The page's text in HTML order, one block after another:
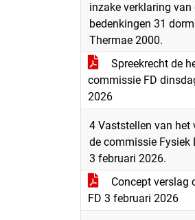
inzake verklaring van
bedenkingen 31
Thermae 2000.
Spreekrecht de
commissie FD
2026
4 Vaststellen van het
de commissie Fysiek
3 februari 2026.
Concept verslag
FD 3 februari 2026